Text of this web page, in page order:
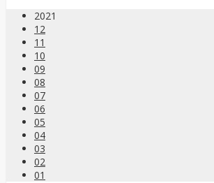
2021
12
11
10
09
08
07
06
05
04
03
02
01